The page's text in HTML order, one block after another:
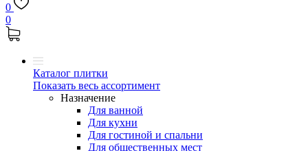
0
0
Каталог плитки
Показать весь ассортимент
Назначение
Для ванной
Для кухни
Для гостиной и спальни
Для общественных мест